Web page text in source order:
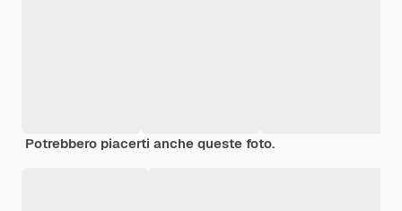
Potrebbero piacerti anche queste foto.